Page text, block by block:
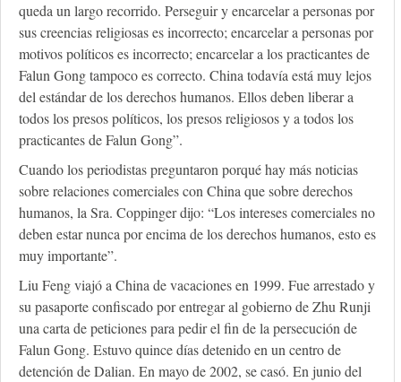
queda un largo recorrido. Perseguir y encarcelar a personas por
sus creencias religiosas es incorrecto; encarcelar a personas por
motivos políticos es incorrecto; encarcelar a los practicantes de
Falun Gong tampoco es correcto. China todavía está muy lejos
del estándar de los derechos humanos. Ellos deben liberar a
todos los presos políticos, los presos religiosos y a todos los
practicantes de Falun Gong”.
Cuando los periodistas preguntaron porqué hay más noticias
sobre relaciones comerciales con China que sobre derechos
humanos, la Sra. Coppinger dijo: “Los intereses comerciales no
deben estar nunca por encima de los derechos humanos, esto es
muy importante”.
Liu Feng viajó a China de vacaciones en 1999. Fue arrestado y
su pasaporte confiscado por entregar al gobierno de Zhu Runji
una carta de peticiones para pedir el fin de la persecución de
Falun Gong. Estuvo quince días detenido en un centro de
detención de Dalian. En mayo de 2002, se casó. En junio del